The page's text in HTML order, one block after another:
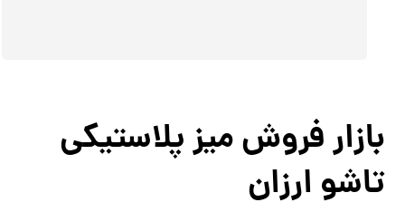
بازار فروش میز پلاستیکی
تاشو ارزان